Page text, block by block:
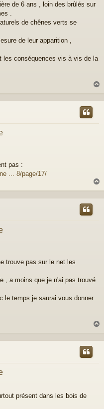
de 6 ans , loin des brûlés sur
.
de chênes verts se
de leur apparition ,
les conséquences vis à vis de la
u
pas :
... 8/page/17/
a
trouve pas sur le net les
, a moins que je n'ai pas trouvé
le temps je saurai vous donner
u
présent dans les bois de